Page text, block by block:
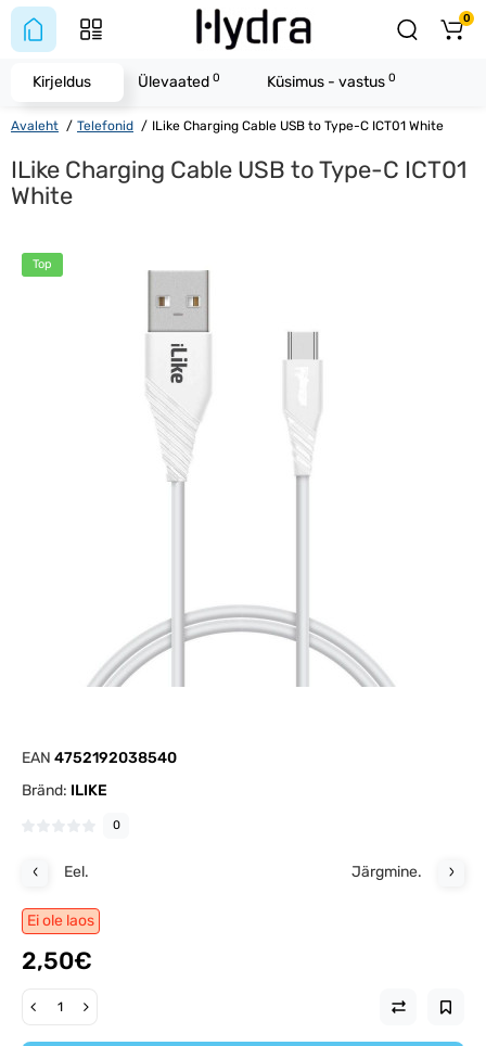
0
Avaleht Telefonid ILike Charging Cable USB to Type-C ICT01 White
ILike Charging Cable USB to Type-C ICT01
White
Top
EAN 4752192038540
Bränd: ILIKE
0
Eel. Järgmine.
Ei ole laos
2,50€
Kirjeldus Ülevaated 0 Küsimus - vastus 0